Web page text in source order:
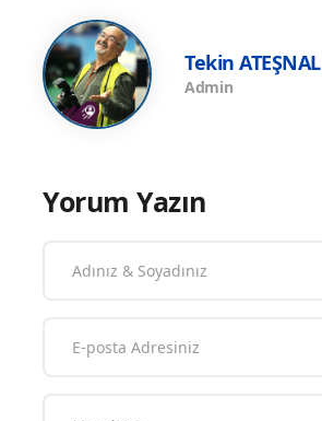
Tekin ATEŞNAL
Admin
Yorum Yazın